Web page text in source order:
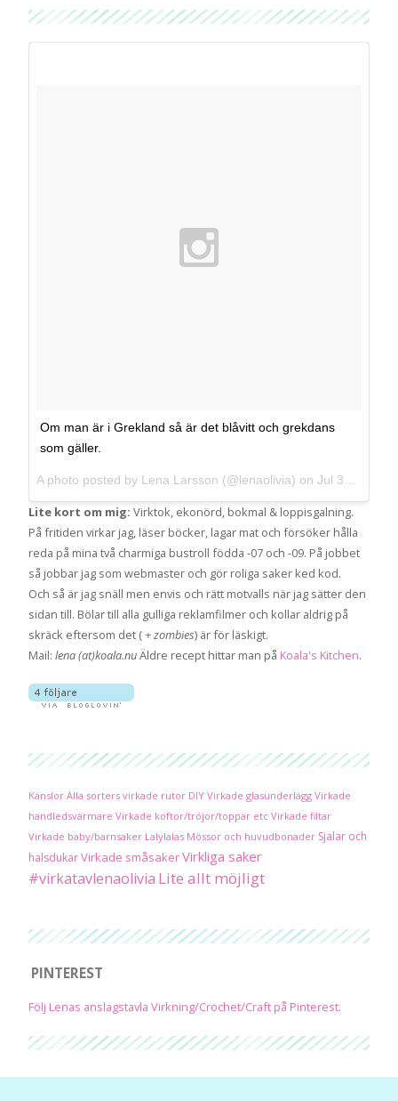
Om man är i Grekland så är det blåvitt och grekdans
som gäller.
A photo posted by Lena Larsson (@lenaolivia) onJul 31, 2013 at 8:50am PDT
Lite kort om mig: Virktok, ekonörd, bokmal & loppisgalning.
På fritiden virkar jag, läser böcker, lagar mat och försöker hålla
reda på mina två charmiga bustroll födda -07 och -09. På jobbet
så jobbar jag som webmaster och gör roliga saker ked kod.
Och så är jag snäll men envis och rätt motvalls när jag sätter den
sidan till. Bölar till alla gulliga reklamfilmer och kollar aldrig på
skräck eftersom det ( + zombies) är för läskigt.
Mail:lena (at)koala.nuÄldre recept hittar man på Koala's Kitchen.
Känslor Alla sorters virkade rutor DIY Virkade glasunderlägg Virkade
handledsvärmare Virkade koftor/tröjor/toppar etc Virkade filtar
Virkade baby/barnsaker Lalylalas Mössor och huvudbonader Sjalar och
halsdukar Virkade småsakerVirkliga saker
#virkatavlenaolivia Lite allt möjligt
PINTEREST
Följ Lenas anslagstavla Virkning/Crochet/Craft på Pinterest.